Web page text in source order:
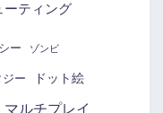
ーティング
ー ゾンビ
ー ドット絵
マルチプレイ